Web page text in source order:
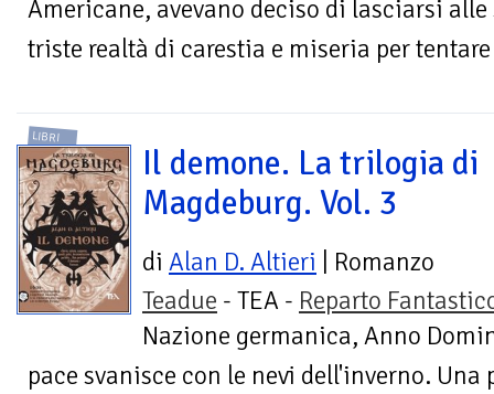
Americane, avevano deciso di lasciarsi
triste realtà di carestia e miseria per
LIBRI
Il demone. La trilogia di
Magdeburg. Vol. 3
di Alan D. Altieri | Romanzo
Teadue - TEA - Reparto
Nazione germanica, Anno
pace svanisce con le nevi dell'inverno.